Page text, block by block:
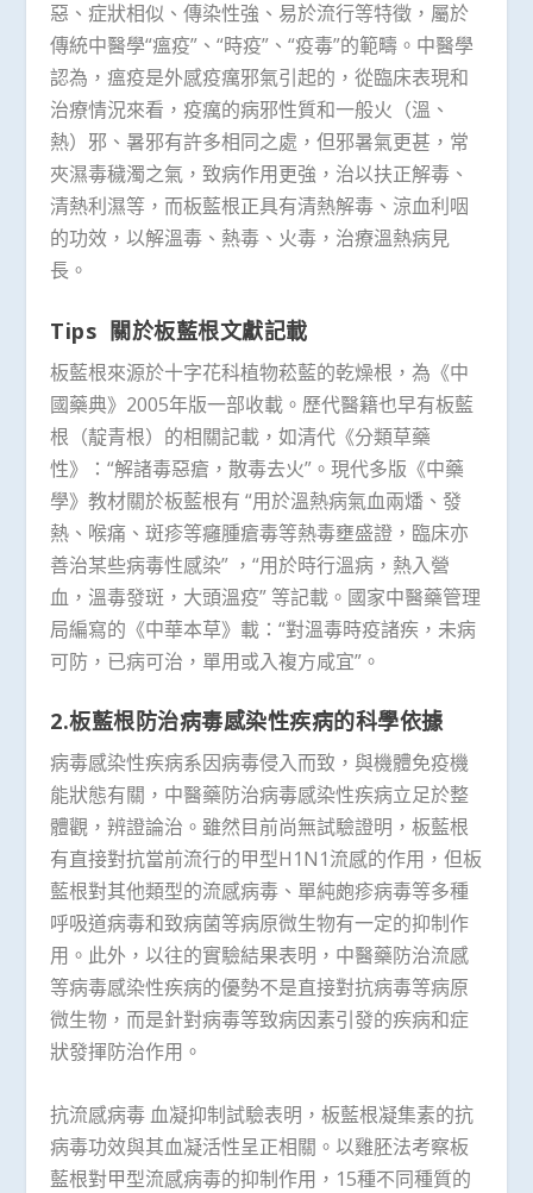
惡、症狀相似、傳染性強、易於流行等特徵，屬於
傳統中醫學“瘟疫”、“時疫”、“疫毒”的範疇。中醫學
認為，瘟疫是外感疫癘邪氣引起的，從臨床表現和
治療情況來看，疫癘的病邪性質和一般火（溫、
熱）邪、暑邪有許多相同之處，但邪暑氣更甚，常
夾濕毒穢濁之氣，致病作用更強，治以扶正解毒、
清熱利濕等，而板藍根正具有清熱解毒、涼血利咽
的功效，以解溫毒、熱毒、火毒，治療溫熱病見
長。
Tips 關於板藍根文獻記載
板藍根來源於十字花科植物菘藍的乾燥根，為《中
國藥典》2005年版一部收載。歷代醫籍也早有板藍
根（靛青根）的相關記載，如清代《分類草藥
性》：“解諸毒惡瘡，散毒去火”。現代多版《中藥
學》教材關於板藍根有 “用於溫熱病氣血兩燔、發
熱、喉痛、斑疹等癰腫瘡毒等熱毒壅盛證，臨床亦
善治某些病毒性感染” ，“用於時行溫病，熱入營
血，溫毒發斑，大頭溫疫” 等記載。國家中醫藥管理
局編寫的《中華本草》載：“對溫毒時疫諸疾，未病
可防，已病可治，單用或入複方咸宜”。
2.板藍根防治病毒感染性疾病的科學依據
病毒感染性疾病系因病毒侵入而致，與機體免疫機
能狀態有關，中醫藥防治病毒感染性疾病立足於整
體觀，辨證論治。雖然目前尚無試驗證明，板藍根
有直接對抗當前流行的甲型H1N1流感的作用，但板
藍根對其他類型的流感病毒、單純皰疹病毒等多種
呼吸道病毒和致病菌等病原微生物有一定的抑制作
用。此外，以往的實驗結果表明，中醫藥防治流感
等病毒感染性疾病的優勢不是直接對抗病毒等病原
微生物，而是針對病毒等致病因素引發的疾病和症
狀發揮防治作用。
抗流感病毒 血凝抑制試驗表明，板藍根凝集素的抗
病毒功效與其血凝活性呈正相關。以雞胚法考察板
藍根對甲型流感病毒的抑制作用，15種不同種質的